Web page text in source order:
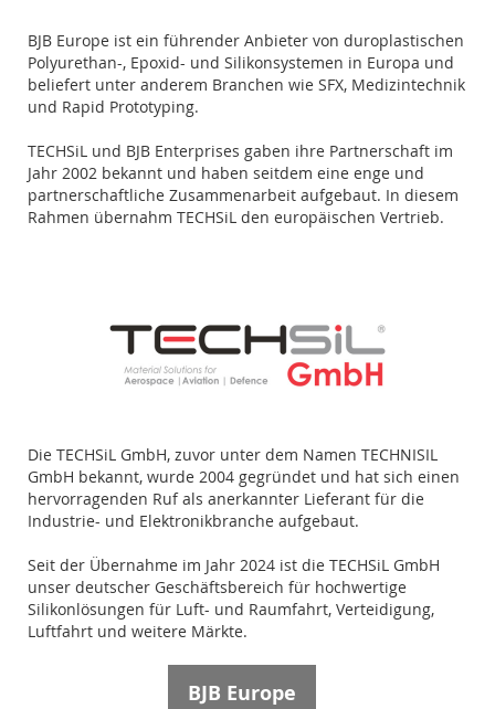
BJB Europe ist ein führender Anbieter von duroplastischen
Polyurethan-, Epoxid- und Silikonsystemen in Europa und
beliefert unter anderem Branchen wie SFX, Medizintechnik
und Rapid Prototyping.
TECHSiL und BJB Enterprises gaben ihre Partnerschaft im
Jahr 2002 bekannt und haben seitdem eine enge und
partnerschaftliche Zusammenarbeit aufgebaut. In diesem
Rahmen übernahm TECHSiL den europäischen Vertrieb.
Die TECHSiL GmbH, zuvor unter dem Namen TECHNISIL
GmbH bekannt, wurde 2004 gegründet und hat sich einen
hervorragenden Ruf als anerkannter Lieferant für die
Industrie- und Elektronikbranche aufgebaut.
Seit der Übernahme im Jahr 2024 ist die TECHSiL GmbH
unser deutscher Geschäftsbereich für hochwertige
Silikonlösungen für Luft- und Raumfahrt, Verteidigung,
Luftfahrt und weitere Märkte.
BJB Europe